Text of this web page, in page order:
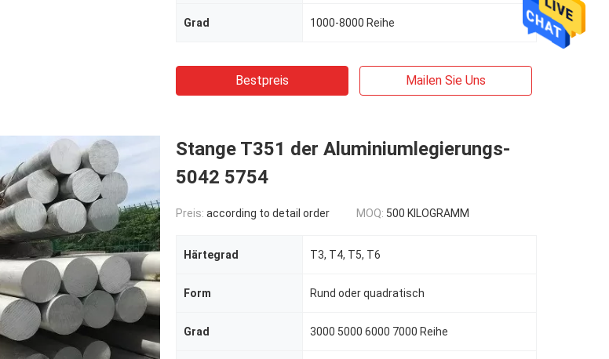
Grad 1000-8000 Reihe
Bestpreis Mailen Sie Uns
Stange T351 der Aluminiumlegierungs-
5042 5754
Preis: according to detail order MOQ: 500 KILOGRAMM
Härtegrad T3, T4, T5, T6
Form Rund oder quadratisch
Grad 3000 5000 6000 7000 Reihe